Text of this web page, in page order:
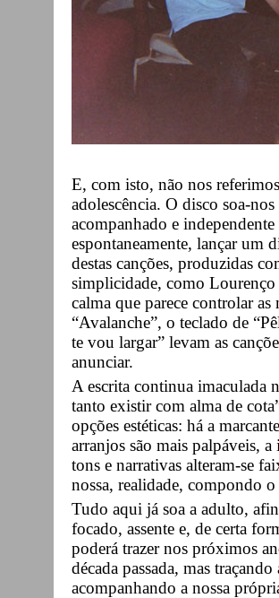
E, com isto, não nos
adolescência. O disco soa-
acompanhado e
espontaneamente, lançar um
destas canções, produzidas
simplicidade, como
calma que parece controlar
“Avalanche”, o teclado de
te vou largar” levam as
anunciar.
A escrita continua imaculada
tanto existir com alma de
opções estéticas: há a
arranjos são mais palpáveis,
tons e narrativas alteram-se
nossa, realidade, compondo
Tudo aqui já soa a adulto,
focado, assente e, de certa
poderá trazer nos próximos
década passada, mas
acompanhando a nossa